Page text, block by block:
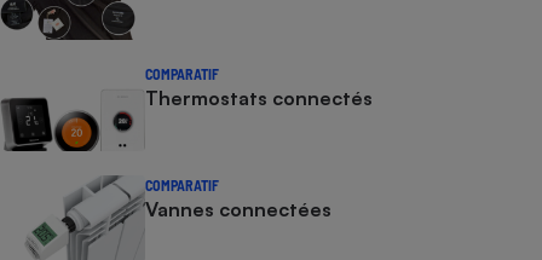
COMPARATIF
Thermostats connectés
COMPARATIF
Vannes connectées